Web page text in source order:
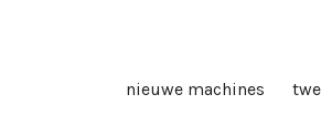
nieuwe machines